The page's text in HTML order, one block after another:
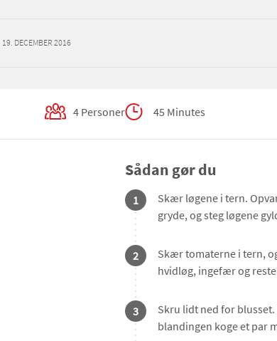
19. DECEMBER 2016
4 Personer 45 Minutes
Sådan gør du
1
Skær løgene i tern.
gryde, og steg løgene
2
Skær tomaterne i tern,
hvidløg, ingefær og
3
Skru lidt ned for
blandingen koge et par